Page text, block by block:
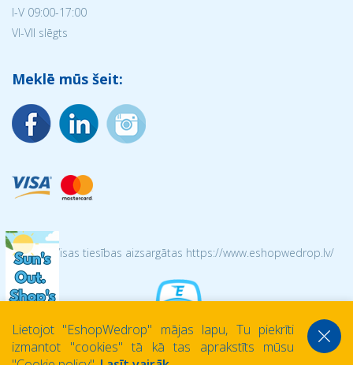
I-V 09:00-17:00
VI-VII slēgts
Meklē mūs šeit:
© 2026 Visas tiesības aizsargātas https://www.eshopwedrop.lv/
Lietojot ''EshopWedrop'' mājas lapu, Tu piekrīti
izmantot ''cookies'' tā kā tas aprakstīts mūsu